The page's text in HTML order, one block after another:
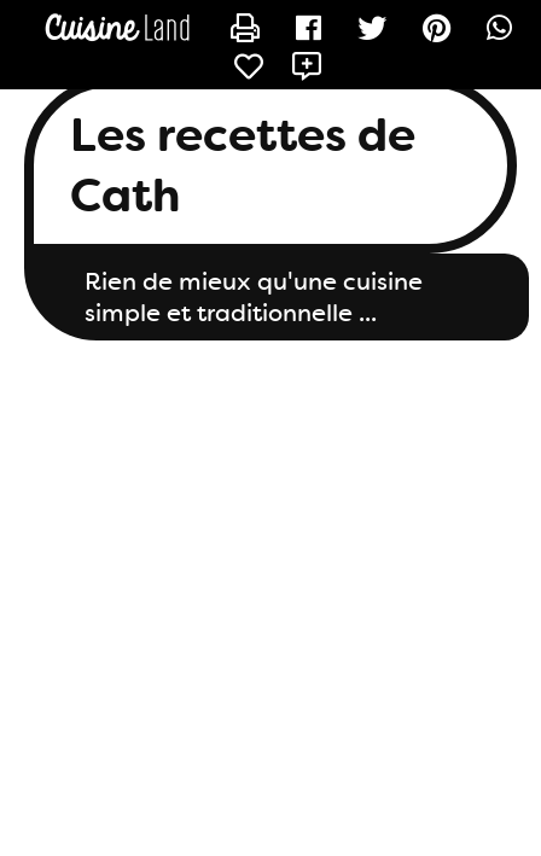
Les recettes de
Cath
Rien de mieux qu'une cuisine
simple et traditionnelle ...
CONTACTER LES_RECETTES_DE_CATH